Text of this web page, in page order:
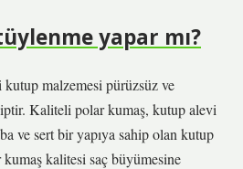
yapar mı?
malzemesi pürüzsüz ve
Kaliteli polar kumaş, kutup alevi
ve sert bir yapıya sahip olan kutup
kalitesi saç büyümesine